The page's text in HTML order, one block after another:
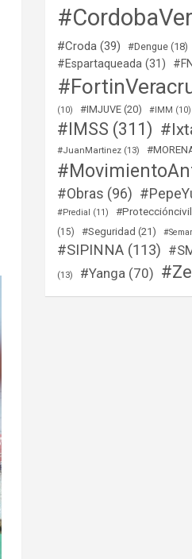
#Croda (39) #Dengue (18)
#Espartaqueada (31)
(10)
#IMJUVE (20) #IMM (10)
#IMSS (311)
#JuanMartinez (13)
#Obras (96)
#Predial (11) #Proteccióncivil
(15)
#Seguridad (21)
#SIPINNA (113)
(13) #Yanga (70)